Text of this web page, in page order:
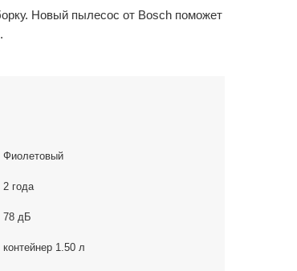
Новый пылесос от Bosch поможет
Фиолетовый
2 года
78 дБ
контейнер 1.50 л